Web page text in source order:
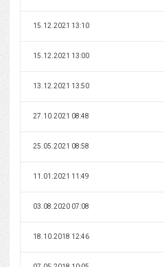
15.12.2021 13:10
15.12.2021 13:00
13.12.2021 13:50
27.10.2021 08:48
25.05.2021 08:58
11.01.2021 11:49
03.08.2020 07:08
18.10.2018 12:46